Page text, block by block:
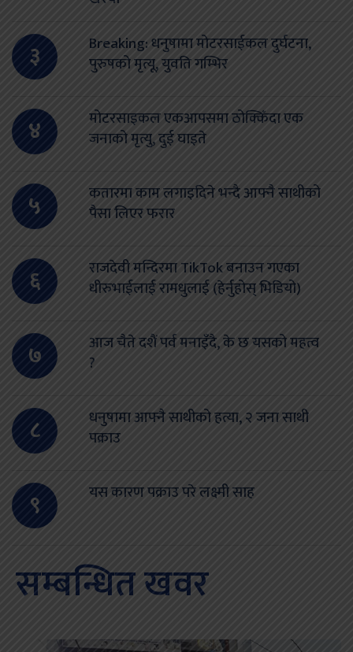
३
Breaking: धनुषामा मोटरसाईकल दुर्घटना,
पुरुषको मृत्यू, युवति गम्भिर
४
मोटरसाइकल एकआपसमा ठोक्किँदा एक
जनाको मृत्यु, दुई घाइते
५
कतारमा काम लगाइदिने भन्दै आफ्नै साथीको
पैसा लिएर फरार
६
राजदेवी मन्दिरमा TikTok बनाउन गएका
धीरुभाईलाई रामधुलाई (हेर्नुहोस् भिडियो)
७
आज चैते दशैं पर्व मनाइँदै, के छ यसको महत्व
?
८
धनुषामा आफ्नै साथीको हत्या, २ जना साथी
पक्राउ
९ यस कारण पक्राउ परे लक्ष्मी साह
सम्बन्धित खवर